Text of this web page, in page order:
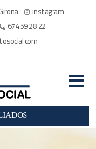
instagram
674 59 28 22